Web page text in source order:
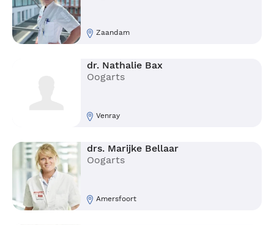
Zaandam
dr. Nathalie Bax
Oogarts
Venray
drs. Marijke Bellaar
Oogarts
Amersfoort